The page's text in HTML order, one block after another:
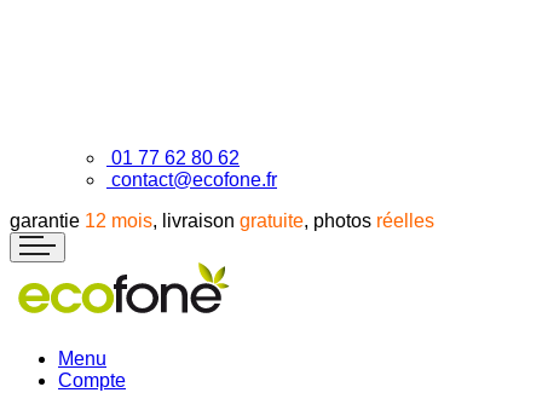
01 77 62 80 62
contact@ecofone.fr
garantie 12 mois, livraison gratuite, photos réelles
Menu
Compte